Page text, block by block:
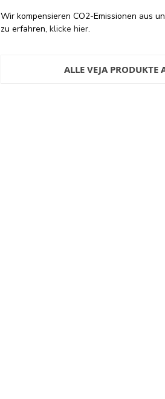
Wir kompensieren CO2-Emissionen aus
zu erfahren,klicke hier.
ALLE VEJA PRODUKTE